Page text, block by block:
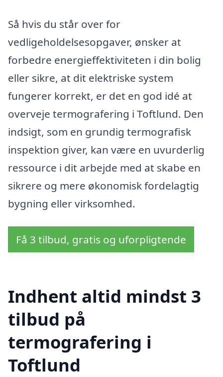
Så hvis du står over for
vedligeholdelsesopgaver, ønsker at
forbedre energieffektiviteten i din bolig
eller sikre, at dit elektriske system
fungerer korrekt, er det en god idé at
overveje termografering i Toftlund. Den
indsigt, som en grundig termografisk
inspektion giver, kan være en uvurderlig
ressource i dit arbejde med at skabe en
sikrere og mere økonomisk fordelagtig
bygning eller virksomhed.
Få 3 tilbud, gratis og uforpligtende
Indhent altid mindst 3
tilbud på
termografering i
Toftlund